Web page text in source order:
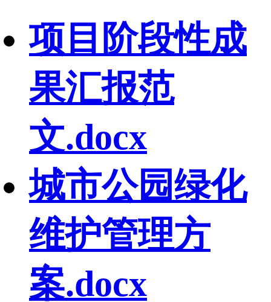
项目阶段性成
果汇报范
文.docx
城市公园绿化
维护管理方
案.docx